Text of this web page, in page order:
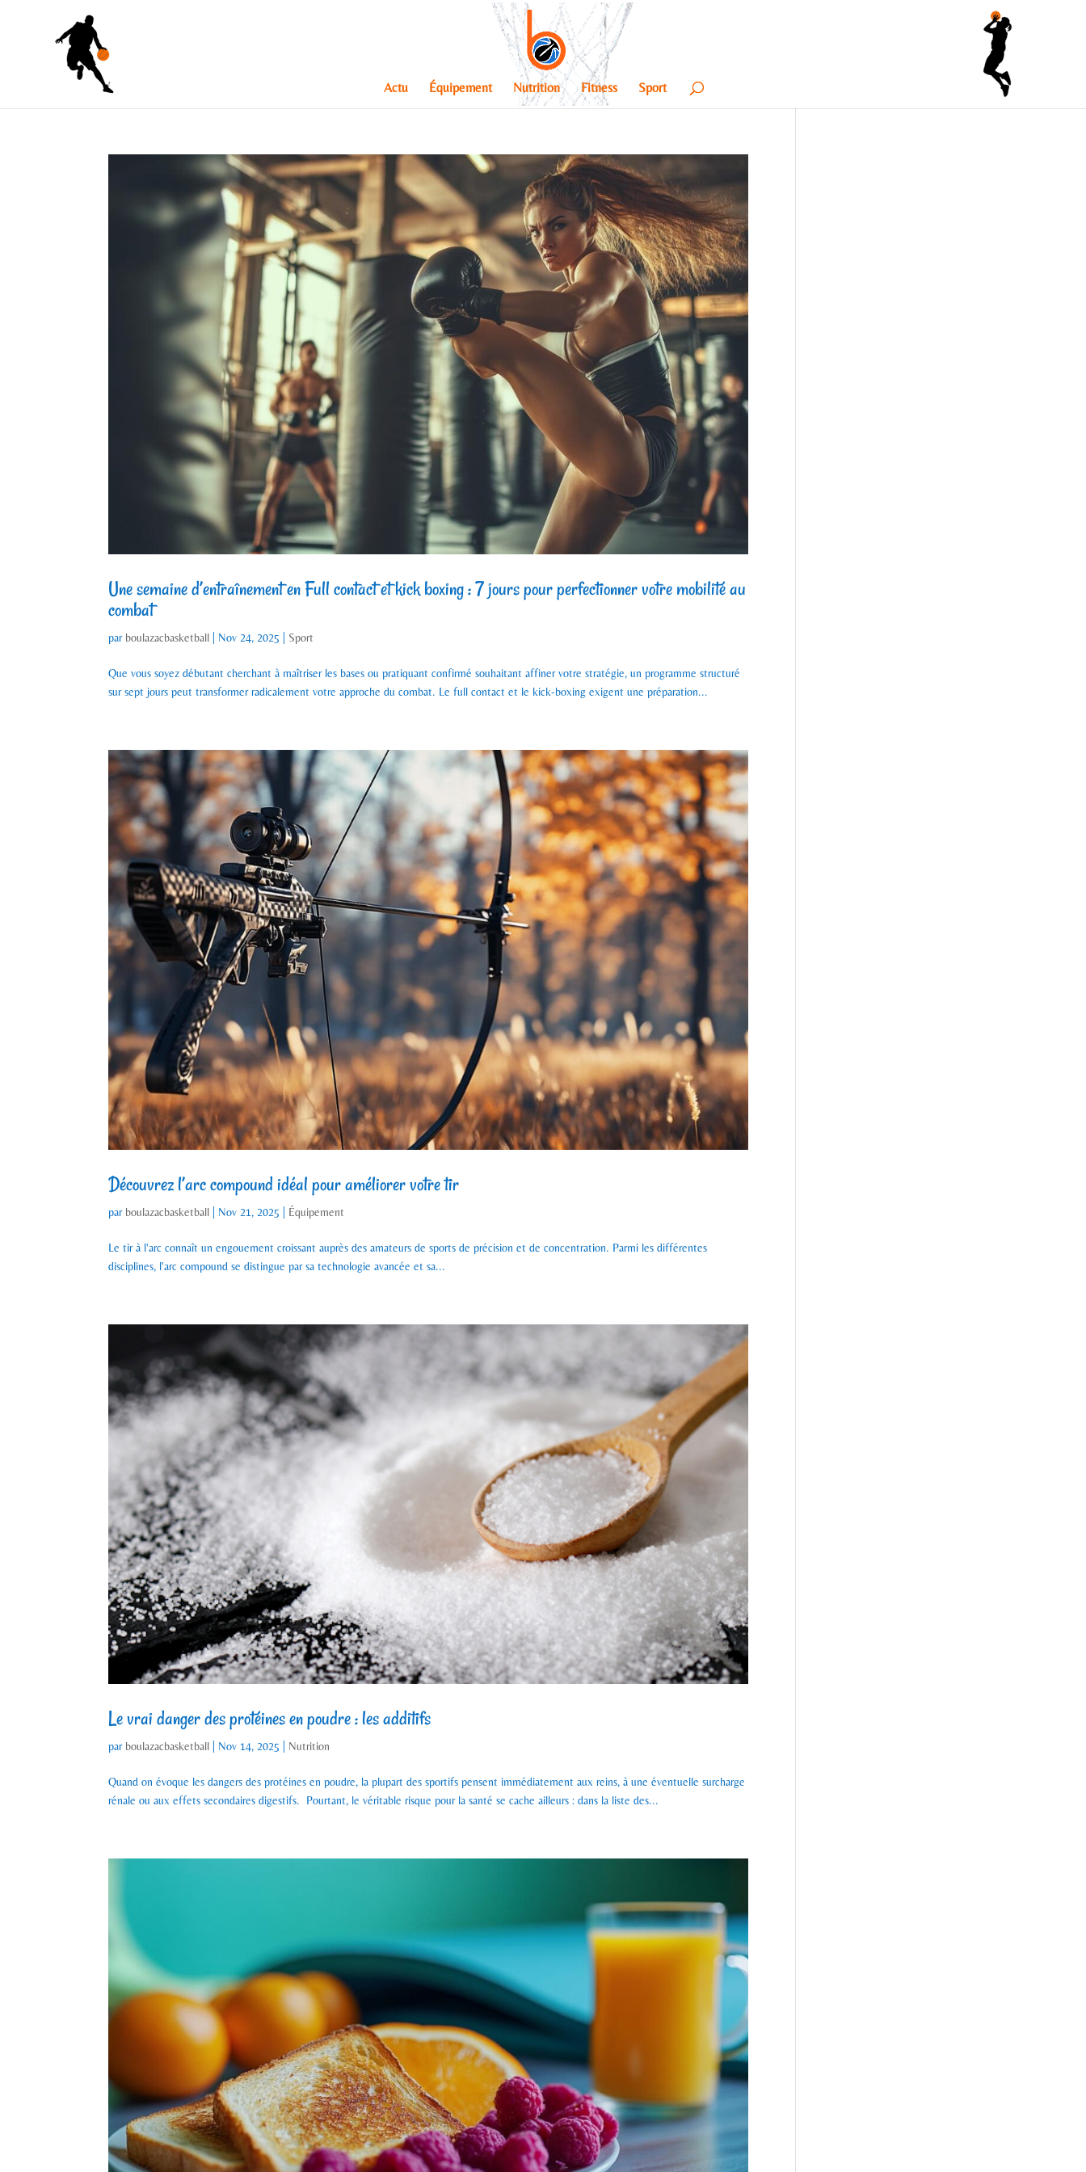
Actu Équipement Nutrition Fitness Sport
Une semaine d’entraînement en Full contact et kick boxing : 7 jours pour perfectionner votre mobilité au
combat
par boulazacbasketball Nov 24, 2025 Sport
Que vous soyez débutant cherchant à maîtriser les bases ou pratiquant confirmé souhaitant affiner votre stratégie, un programme structuré
sur sept jours peut transformer radicalement votre approche du combat. Le full contact et le kick-boxing exigent une préparation...
Découvrez l’arc compound idéal pour améliorer votre tir
par boulazacbasketball Nov 21, 2025 Équipement
Le tir à l'arc connaît un engouement croissant auprès des amateurs de sports de précision et de concentration. Parmi les différentes
disciplines, l'arc compound se distingue par sa technologie avancée et sa...
Le vrai danger des protéines en poudre : les additifs
par boulazacbasketball Nov 14, 2025 Nutrition
Quand on évoque les dangers des protéines en poudre, la plupart des sportifs pensent immédiatement aux reins, à une éventuelle surcharge
rénale ou aux effets secondaires digestifs. Pourtant, le véritable risque pour la santé se cache ailleurs : dans la liste des...